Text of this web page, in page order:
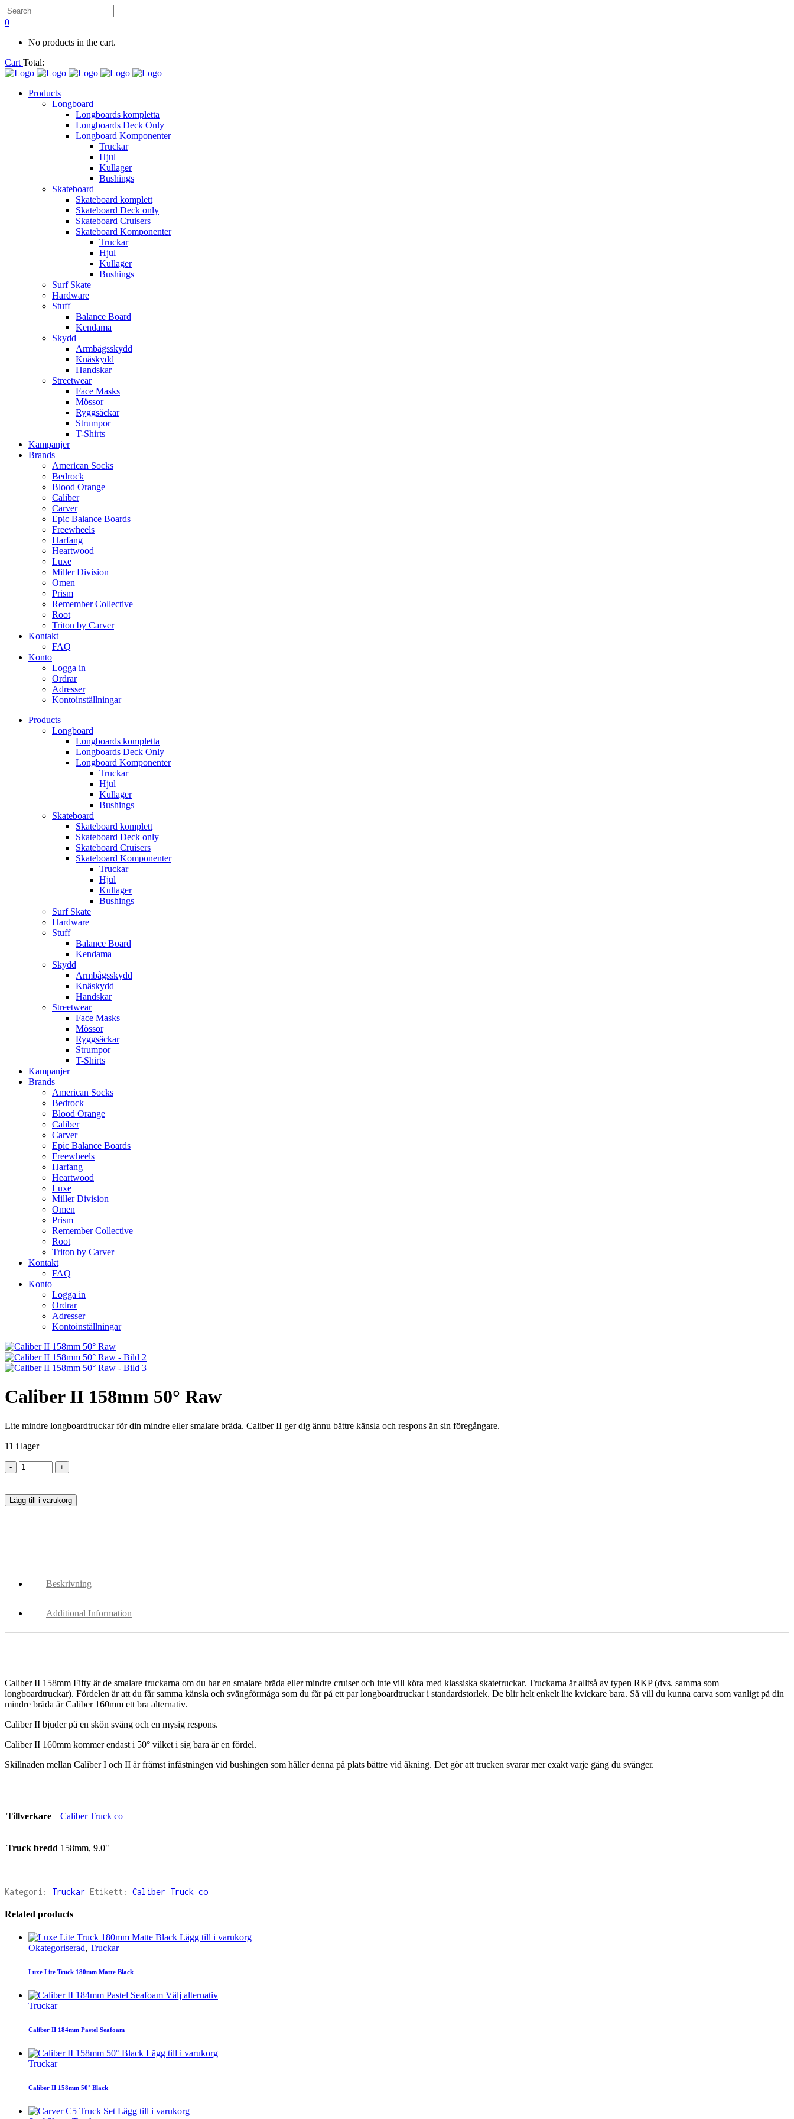
0
No products in the cart.
Cart Total:
Products
Longboard
Longboards kompletta
Longboards Deck Only
Longboard Komponenter
Truckar
Hjul
Kullager
Bushings
Skateboard
Skateboard komplett
Skateboard Deck only
Skateboard Cruisers
Skateboard Komponenter
Truckar
Hjul
Kullager
Bushings
Surf Skate
Hardware
Stuff
Balance Board
Kendama
Skydd
Armbågsskydd
Knäskydd
Handskar
Streetwear
Face Masks
Mössor
Ryggsäckar
Strumpor
T-Shirts
Kampanjer
Brands
American Socks
Bedrock
Blood Orange
Caliber
Carver
Epic Balance Boards
Freewheels
Harfang
Heartwood
Luxe
Miller Division
Omen
Prism
Remember Collective
Root
Triton by Carver
Kontakt
FAQ
Konto
Logga in
Ordrar
Adresser
Kontoinställningar
Products
Longboard
Longboards kompletta
Longboards Deck Only
Longboard Komponenter
Truckar
Hjul
Kullager
Bushings
Skateboard
Skateboard komplett
Skateboard Deck only
Skateboard Cruisers
Skateboard Komponenter
Truckar
Hjul
Kullager
Bushings
Surf Skate
Hardware
Stuff
Balance Board
Kendama
Skydd
Armbågsskydd
Knäskydd
Handskar
Streetwear
Face Masks
Mössor
Ryggsäckar
Strumpor
T-Shirts
Kampanjer
Brands
American Socks
Bedrock
Blood Orange
Caliber
Carver
Epic Balance Boards
Freewheels
Harfang
Heartwood
Luxe
Miller Division
Omen
Prism
Remember Collective
Root
Triton by Carver
Kontakt
FAQ
Konto
Logga in
Ordrar
Adresser
Kontoinställningar
Caliber II 158mm 50° Raw
Lite mindre longboardtruckar för din mindre eller smalare bräda. Caliber II ger dig ännu bättre känsla och respons än sin föregångare.
11 i lager
Lägg till i varukorg
Beskrivning
Additional Information
Caliber II 158mm Fifty är de smalare truckarna om du har en smalare bräda eller mindre cruiser och inte vill köra med klassiska skatetruckar. Truckarna är alltså av typen RKP (dvs. samma som
longboardtruckar). Fördelen är att du får samma känsla och svängförmåga som du får på ett par longboardtruckar i standardstorlek. De blir helt enkelt lite kvickare bara. Så vill du kunna carva som vanligt på din
mindre bräda är Caliber 160mm ett bra alternativ.
Caliber II bjuder på en skön sväng och en mysig respons.
Caliber II 160mm kommer endast i 50° vilket i sig bara är en fördel.
Skillnaden mellan Caliber I och II är främst infästningen vid bushingen som håller denna på plats bättre vid åkning. Det gör att trucken svarar mer exakt varje gång du svänger.
Tillverkare Caliber Truck co
Truck bredd 158mm, 9.0"
Kategori: Truckar Etikett: Caliber Truck co
Related products
Lägg till i varukorg
Okategoriserad, Truckar
Luxe Lite Truck 180mm Matte Black
Välj alternativ
Truckar
Caliber II 184mm Pastel Seafoam
Lägg till i varukorg
Truckar
Caliber II 158mm 50° Black
Lägg till i varukorg